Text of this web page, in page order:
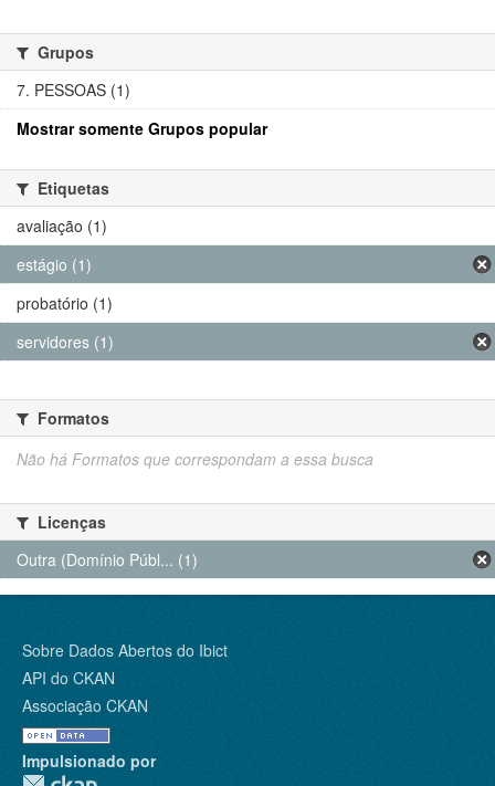
Grupos
7. PESSOAS (1)
Mostrar somente Grupos popular
Etiquetas
avaliação (1)
estágio (1)
probatório (1)
servidores (1)
Formatos
Não há Formatos que correspondam a essa busca
Licenças
Outra (Domínio Públ... (1)
Sobre Dados Abertos do Ibict
API do CKAN
Associação CKAN
Impulsionado por